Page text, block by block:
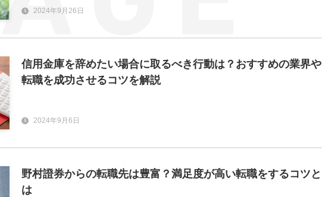
2024年9月26日
信用金庫を辞めたい場合に取るべき行動は？おすすめの業界や
転職を成功させるコツを解説
2024年9月6日
野村證券からの転職先は豊富？満足度が高い転職をするコツと
は